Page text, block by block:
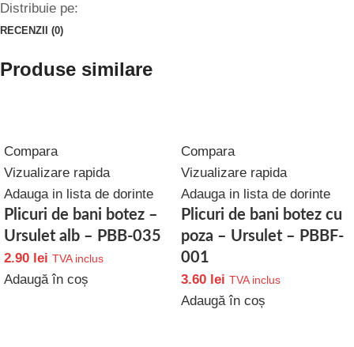
Distribuie pe:
RECENZII (0)
Produse similare
Compara
Vizualizare rapida
Adauga in lista de dorinte
Plicuri de bani botez –
Ursulet alb – PBB-035
2.90 lei TVA inclus
Adaugă în coș
Compara
Vizualizare rapida
Adauga in lista de dorinte
Plicuri de bani botez cu
poza – Ursulet – PBBF-
001
3.60 lei TVA inclus
Adaugă în coș